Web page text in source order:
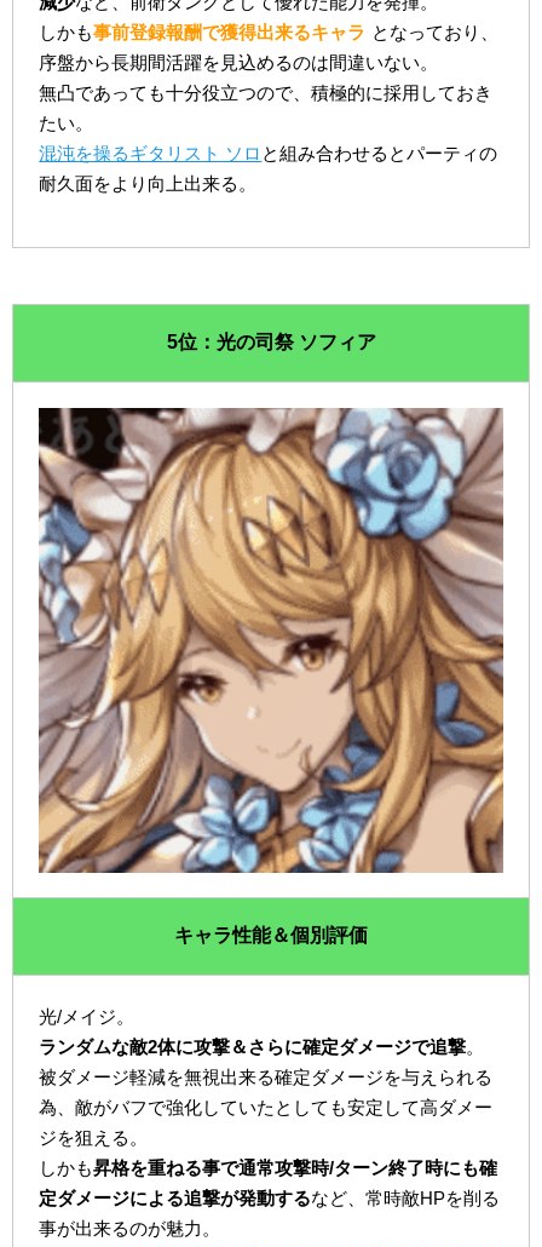
しかも事前登録報酬で獲得出来るキャラ となっており、
序盤から長期間活躍を見込めるのは間違いない。
無凸であっても十分役立つので、積極的に採用しておき
たい。
混沌を操るギタリスト ソロ と組み合わせるとパーティの
耐久面をより向上出来る。
5位：光の司祭 ソフィア
キャラ性能＆個別評価
光/メイジ。
ランダムな敵2体に攻撃＆さらに確定ダメージで追撃。
被ダメージ軽減を無視出来る確定ダメージを与えられる
為、敵がバフで強化していたとしても安定して高ダメー
ジを狙える。
しかも昇格を重ねる事で通常攻撃時/ターン終了時にも確
定ダメージによる追撃が発動するなど、常時敵HPを削る
事が出来るのが魅力。